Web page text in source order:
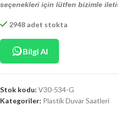
seçenekleri için lütfen bizimle
2948 adet stokta
Bilgi Al
Stok kodu: V30-534-G
Kategoriler: Plastik Duvar Saatleri